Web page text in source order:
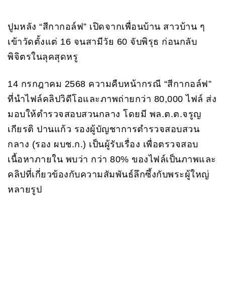
ปูมหลัง “สีกากอล์ฟ” เปิดจากเพื่อนบ้าน สาวบ้าน ๆ
เข้าวัดตั้งแต่ 16 จนสามีวัย 60 จับพิรุธ ก่อนกลับ
พิจิตรในลุคสุดหรู
14 กรกฎาคม 2568 ความคืบหน้ากรณี “สีกากอล์ฟ”
ที่นำไฟล์คลิปวิดีโอและภาพถ่ายกว่า 80,000 ไฟล์ ส่ง
มอบให้ตำรวจสอบสวนกลาง โดยมี พล.ต.ต.จรูญ
เกียรติ ปานแก้ว รองผู้บัญชาการตำรวจสอบสวน
กลาง (รอง ผบช.ก.) เป็นผู้รับเรื่อง เพื่อตรวจสอบ
เนื้อหาภายใน พบว่า กว่า 80% ของไฟล์เป็นภาพและ
คลิปที่เกี่ยวข้องกับความสัมพันธ์ลึกซึ้งกับพระผู้ใหญ่
หลายรูป